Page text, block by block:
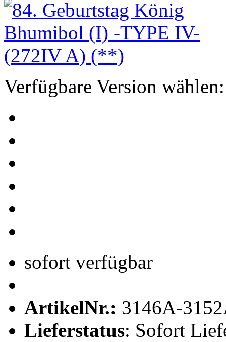
Verfügbare Version wählen:
sofort verfügbar
ArtikelNr.: 3146A-
Lieferstatus: Sofort